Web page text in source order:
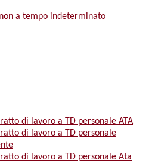
a tempo indeterminato
di lavoro a TD personale ATA
di lavoro a TD personale
di lavoro a TD personale Ata